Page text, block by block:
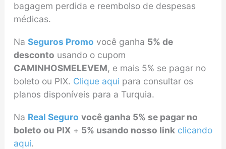
bagagem perdida e reembolso de despesas
médicas.
Na Seguros Promo você ganha 5% de
desconto usando o cupom
CAMINHOSMELEVEM, e mais 5% se pagar no
boleto ou PIX. Clique aqui para consultar os
planos disponíveis para a Turquia.
Na Real Seguro você ganha 5% se pagar no
boleto ou PIX+ 5% usando nosso link clicando
aqui.